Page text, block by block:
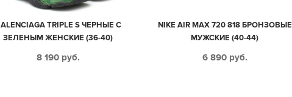
TRIPLE S ЧЕРНЫЕ С
ЗЕЛЕНЫМ ЖЕНСКИЕ (36-40)
8 190 руб.
NIKE AIR MAX 720 818 БРОНЗОВЫЕ
МУЖСКИЕ (40-44)
6 890 руб.